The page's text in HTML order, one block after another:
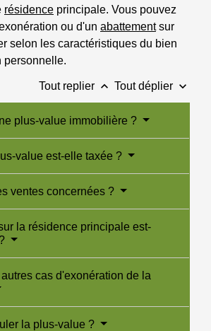
résidence principale. Vous pouvez
ou d'un abattementsur
selon les caractéristiques du bien
personnelle.
Tout replier keyboard_arrow_up Tout déplier keyboard_arrow_down
plus-value immobilière ?
value est-elle taxée ?
ventes concernées ?
la résidence principale est-
cas d'exonération de la
la plus-value ?